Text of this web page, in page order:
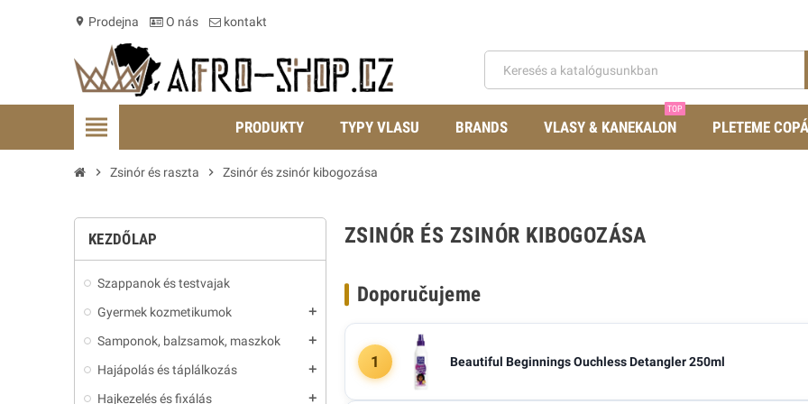
location_on Prodejna O nás kontakt
view_headline PRODUKTY TYPY VLASU BRANDS VLASY & KANEKALON
TOP
PLETEME
chevron_right Zsinór és raszta chevron_right Zsinór és zsinór kibogozása
KEZDŐLAP
Szappanok és testvajak
Gyermek kozmetikumok
add
Samponok, balzsamok, maszkok add
Hajápolás és táplálkozás add
Hajkezelés és fixálás add
ZSINÓR ÉS ZSINÓR KIBOGOZÁSA
Doporučujeme
1 Beautiful Beginnings Ouchless Detangler 250ml